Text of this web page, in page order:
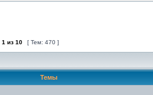
1 из 10 [ Тем: 470 ]
Темы